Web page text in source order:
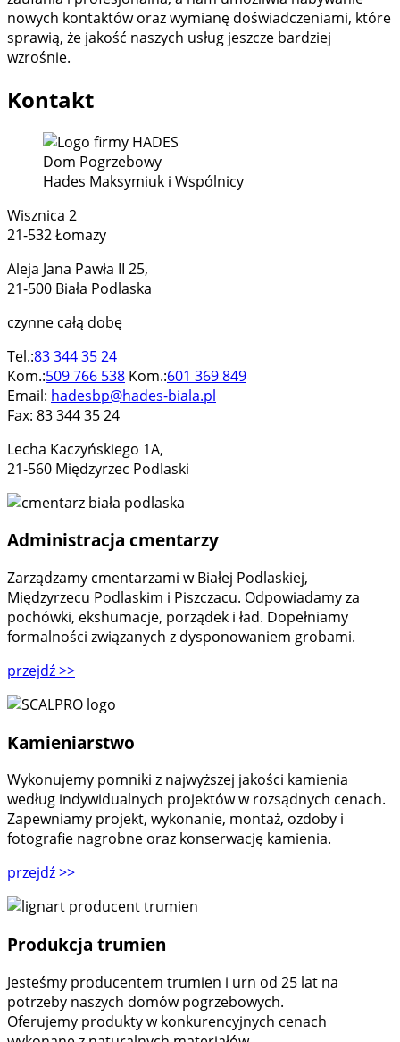
nowych kontaktów oraz wymianę doświadczeniami, które
sprawią, że jakość naszych usług jeszcze bardziej
wzrośnie.
Kontakt
Dom Pogrzebowy
Hades Maksymiuk i Wspólnicy
Wisznica 2
21-532 Łomazy
Aleja Jana Pawła II 25,
21-500 Biała Podlaska
czynne całą dobę
Tel.:83 344 35 24
Kom.:509 766 538 Kom.:601 369 849
Email: hadesbp@hades-biala.pl
Fax: 83 344 35 24
Lecha Kaczyńskiego 1A,
21-560 Międzyrzec Podlaski
Administracja cmentarzy
Zarządzamy cmentarzami w Białej Podlaskiej,
Międzyrzecu Podlaskim i Piszczacu. Odpowiadamy za
pochówki, ekshumacje, porządek i ład. Dopełniamy
formalności związanych z dysponowaniem grobami.
przejdź>>
Kamieniarstwo
Wykonujemy pomniki z najwyższej jakości kamienia
według indywidualnych projektów w rozsądnych cenach.
Zapewniamy projekt, wykonanie, montaż, ozdoby i
fotografie nagrobne oraz konserwację kamienia.
przejdź>>
Produkcja trumien
Jesteśmy producentem trumien i urn od 25 lat na
potrzeby naszych domów pogrzebowych.
Oferujemy produkty w konkurencyjnych cenach